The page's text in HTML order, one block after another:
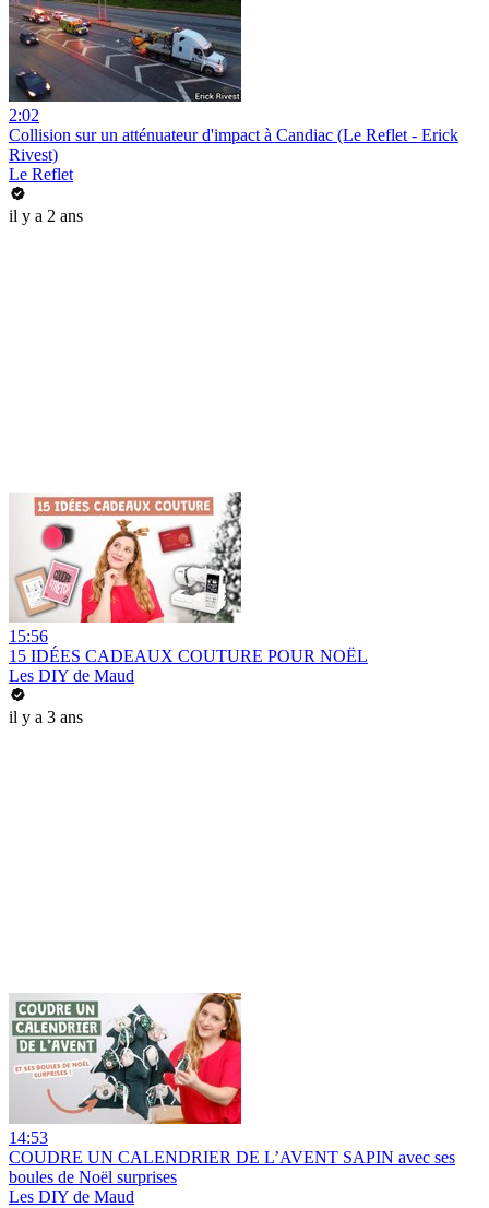
2:02
Collision sur un atténuateur d'impact à Candiac (Le Reflet - Erick
Rivest)
Le Reflet
il y a 2 ans
15:56
15 IDÉES CADEAUX COUTURE POUR NOËL
Les DIY de Maud
il y a 3 ans
14:53
COUDRE UN CALENDRIER DE L’AVENT SAPIN avec ses
boules de Noël surprises
Les DIY de Maud